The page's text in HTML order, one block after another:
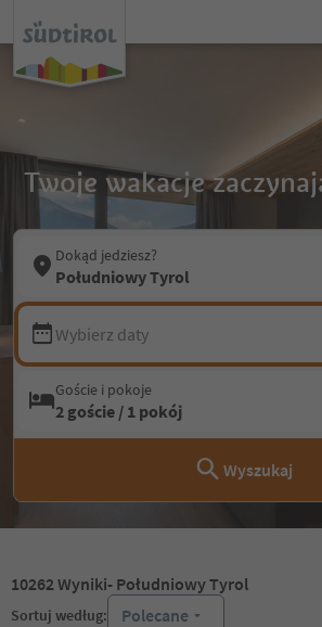
Twoje wakacje
Dokąd jedziesz?
Południowy Tyrol
Wybierz daty
Goście i pokoje
2 goście / 1 pokój
Wyszukaj
10262Wyniki- Południowy Tyrol
Sortuj według: Polecane